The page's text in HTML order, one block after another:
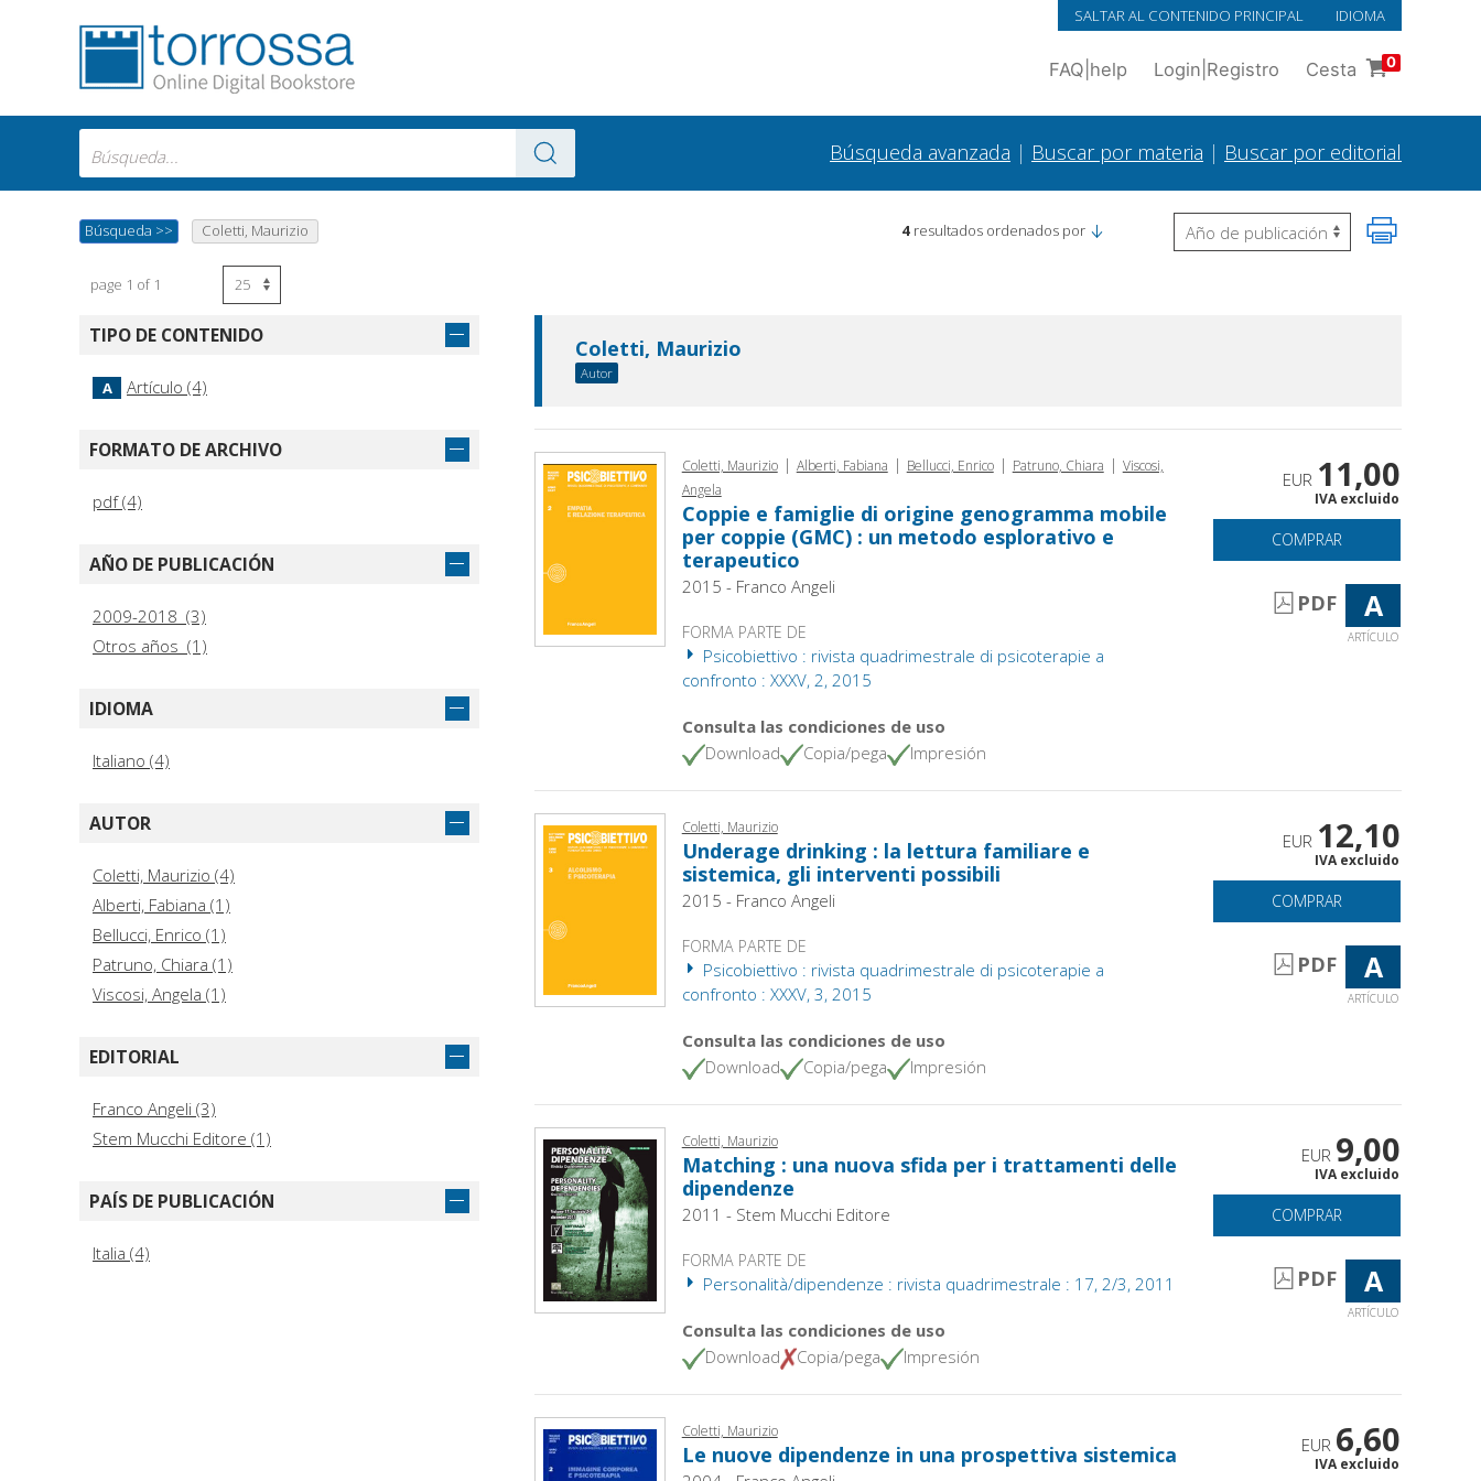
SALTAR AL CONTENIDO PRINCIPAL IDIOMA
FAQ help Login Registro Cesta 0
Búsqueda avanzada | Buscar por materia | Buscar por editorial
Búsqueda >> Coletti, Maurizio 4 resultados ordenados por
page 1 of 1
TIPO DE CONTENIDO
A Artículo (4)
FORMATO DE ARCHIVO
pdf (4)
AÑO DE PUBLICACIÓN
2009-2018 (3)
Otros años (1)
IDIOMA
Italiano (4)
AUTOR
Coletti, Maurizio (4)
Alberti, Fabiana (1)
Bellucci, Enrico (1)
Patruno, Chiara (1)
Viscosi, Angela (1)
EDITORIAL
Franco Angeli (3)
Stem Mucchi Editore (1)
PAÍS DE PUBLICACIÓN
Italia (4)
Coletti, Maurizio
Autor
Coletti, Maurizio | Alberti, Fabiana | Bellucci, Enrico | Patruno, Chiara | Viscosi,
Angela
Coppie e famiglie di origine genogramma mobile
per coppie (GMC) : un metodo esplorativo e
terapeutico
2015 - Franco Angeli
FORMA PARTE DE
Psicobiettivo : rivista quadrimestrale di psicoterapie a
confronto : XXXV, 2, 2015
Consulta las condiciones de uso
Download
Copia/pega Impresión
EUR 11,00
IVA excluido
COMPRAR
PDF A
ARTÍCULO
Coletti, Maurizio
Underage drinking : la lettura familiare e
sistemica, gli interventi possibili
2015 - Franco Angeli
FORMA PARTE DE
Psicobiettivo : rivista quadrimestrale di psicoterapie a
confronto : XXXV, 3, 2015
Consulta las condiciones de uso
Download
Copia/pega Impresión
EUR 12,10
IVA excluido
COMPRAR
PDF A
ARTÍCULO
Coletti, Maurizio
Matching : una nuova sfida per i trattamenti delle
dipendenze
2011 - Stem Mucchi Editore
FORMA PARTE DE
Personalità/dipendenze : rivista quadrimestrale : 17, 2/3, 2011
Consulta las condiciones de uso
Download
Copia/pega Impresión
EUR 9,00
IVA excluido
COMPRAR
PDF A
ARTÍCULO
Coletti, Maurizio
Le nuove dipendenze in una prospettiva sistemica EUR 6,60
IVA excluido